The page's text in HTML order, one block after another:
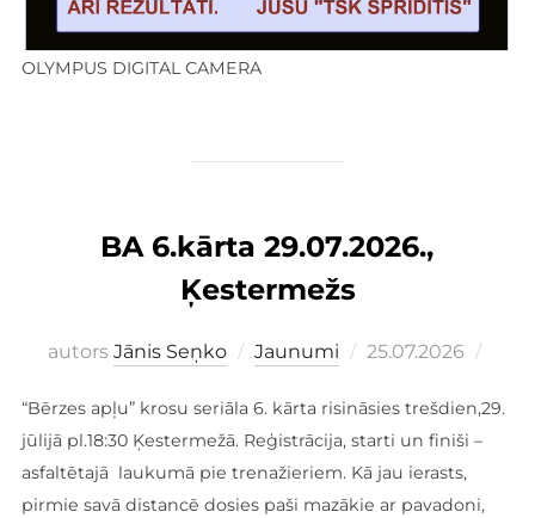
OLYMPUS DIGITAL CAMERA
BA 6.kārta 29.07.2026.,
Ķestermežs
autors Jānis Seņko Jaunumi Publicēts
25.07.2026
“Bērzes apļu” krosu seriāla 6. kārta risināsies trešdien,29.
jūlijā pl.18:30 Ķestermežā. Reģistrācija, starti un finiši –
asfaltētajā laukumā pie trenažieriem. Kā jau ierasts,
pirmie savā distancē dosies paši mazākie ar pavadoni,